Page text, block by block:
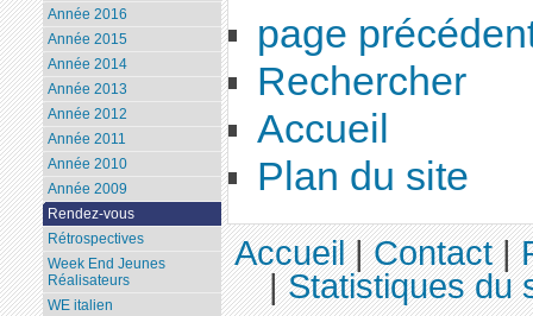
page
Rechercher
Accueil
Plan du site
Année 2016
Année 2015
Année 2014
Année 2013
Année 2012
Année 2011
Année 2010
Année 2009
Rendez-vous
Rétrospectives
Week End Jeunes
Réalisateurs
WE italien
Accueil|Contact|
|Statistiques du